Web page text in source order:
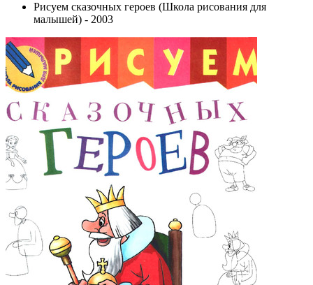
Рисуем сказочных героев (Школа рисования для
малышей) - 2003